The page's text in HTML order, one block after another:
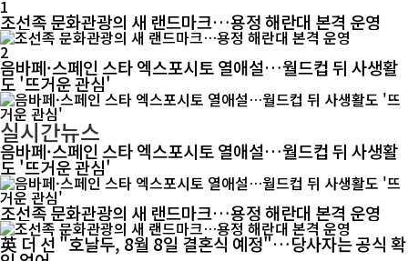
1
조선족 문화관광의 새 랜드마크…용정 해란대 본격 운영
2
음바페·스페인 스타 엑스포시토 열애설…월드컵 뒤 사생활
도 '뜨거운 관심'
실시간뉴스
음바페·스페인 스타 엑스포시토 열애설…월드컵 뒤 사생활
도 '뜨거운 관심'
조선족 문화관광의 새 랜드마크…용정 해란대 본격 운영
英 더 선 "호날두, 8월 8일 결혼식 예정"…당사자는 공식 확